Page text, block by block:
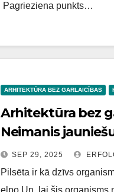
Pagrieziena punkts…
ARHITEKTŪRA BEZ GARLAICĪBAS
Arhitektūra bez
Neimanis
SEP 29, 2025
Pilsēta ir kā dzīvs
elpo.Un, lai šis organisms